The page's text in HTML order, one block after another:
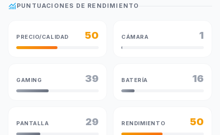
monitoring PUNTUACIONES DE RENDIMIENTO
PRECIO/CALIDAD 50 CÁMARA 1
GAMING 39 BATERÍA 16
PANTALLA 29 RENDIMIENTO 50